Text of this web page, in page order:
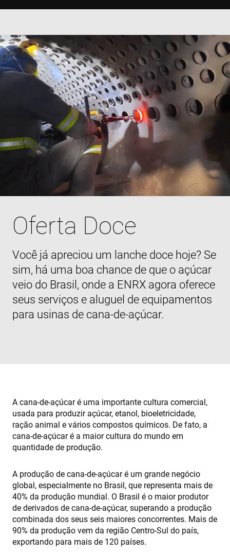
Oferta Doce
Você já apreciou um lanche doce hoje? Se
sim, há uma boa chance de que o açúcar
veio do Brasil, onde a ENRX agora oferece
seus serviços e aluguel de equipamentos
para usinas de cana-de-açúcar.
A cana-de-açúcar é uma importante cultura comercial,
usada para produzir açúcar, etanol, bioeletricidade,
ração animal e vários compostos químicos. De fato, a
cana-de-açúcar é a maior cultura do mundo em
quantidade de produção.
A produção de cana-de-açúcar é um grande negócio
global, especialmente no Brasil, que representa mais de
40% da produção mundial. O Brasil é o maior produtor
de derivados de cana-de-açúcar, superando a produção
combinada dos seus seis maiores concorrentes. Mais de
90% da produção vem da região Centro-Sul do país,
exportando para mais de 120 países.